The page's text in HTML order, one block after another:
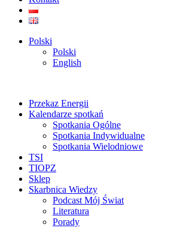
Polski
Polski
English
Przekaz Energii
Kalendarze spotkań
Spotkania Ogólne
Spotkania Indywidualne
Spotkania Wielodniowe
TSI
TIOPZ
Sklep
Skarbnica Wiedzy
Podcast Mój Świat
Literatura
Porady